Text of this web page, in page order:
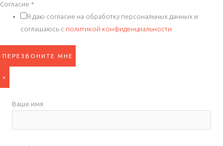
Согласие *
Я даю согласие на обработку персональных данных и
соглашаюсь с политикой конфиденциальности
ПЕРЕЗВОНИТЕ МНЕ
×
Ваше имя